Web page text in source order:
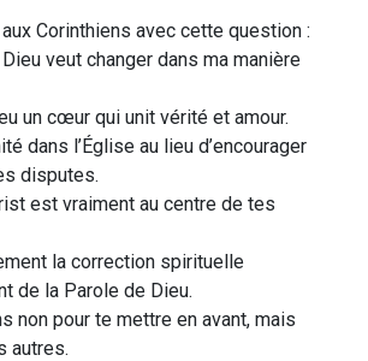
Corinthiens avec cette question :
veut changer dans ma manière
un cœur qui unit vérité et amour.
dans l’Église au lieu d’encourager
disputes.
est vraiment au centre de tes
la correction spirituelle
de la Parole de Dieu.
non pour te mettre en avant, mais
autres.